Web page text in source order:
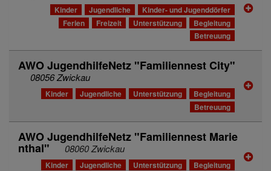
Kinder Jugendliche
Kinder- und Jugenddörfer
Ferien
Freizeit Unterstützung
Begleitung
Betreuung
AWO JugendhilfeNetz "Familiennest City"
08056 Zwickau
Kinder Jugendliche Unterstützung
Begleitung
Betreuung
AWO JugendhilfeNetz "Familiennest Marie
nthal" 08060 Zwickau
Kinder Jugendliche Unterstützung
Begleitung